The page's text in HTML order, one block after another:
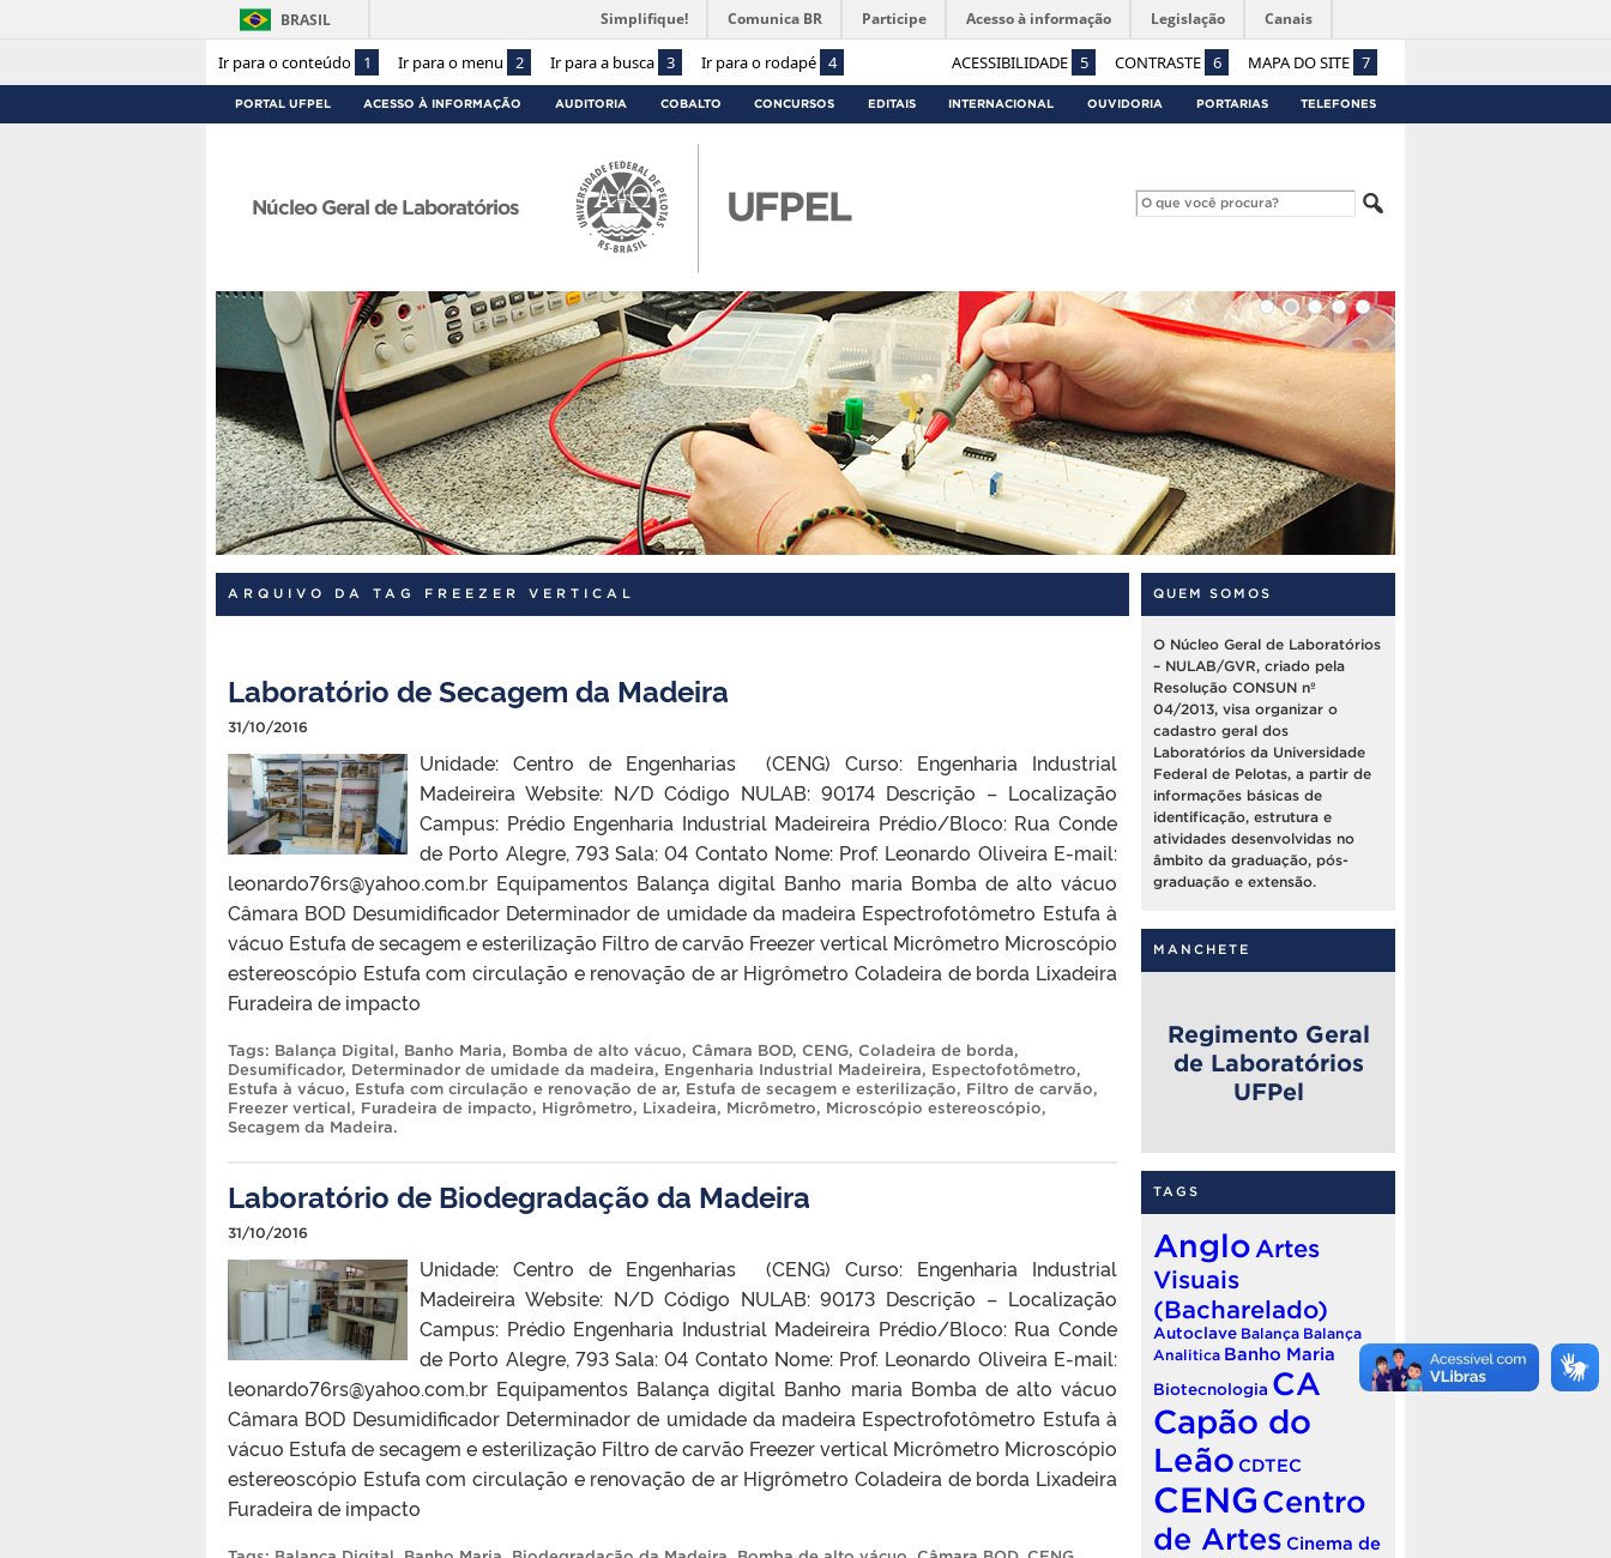
Ir para o conteúdo 1 Ir para o menu 2 Ir para a busca 3 Ir para o rodapé 4 ACESSIBILIDADE 5 CONTRASTE 6 MAPA DO SITE 7
BRASIL Simplifique! Comunica BR Participe Acesso à informação Legislação Canais
PORTAL UFPEL ACESSO À INFORMAÇÃO AUDITORIA COBALTO CONCURSOS EDITAIS INTERNACIONAL OUVIDORIA PORTARIAS TELEFONES
Núcleo Geral de Laboratórios
ARQUIVO DA TAG FREEZER VERTICAL
Laboratório de Secagem da Madeira
31/10/2016
Unidade: Centro de Engenharias (CENG) Curso: Engenharia Industrial
Madeireira Website: N/D Código NULAB: 90174 Descrição – Localização
Campus: Prédio Engenharia Industrial Madeireira Prédio/Bloco: Rua Conde
de Porto Alegre, 793 Sala: 04 Contato Nome: Prof. Leonardo Oliveira E-mail:
leonardo76rs@yahoo.com.br Equipamentos Balança digital Banho maria Bomba de alto vácuo
Câmara BOD Desumidificador Determinador de umidade da madeira Espectrofotômetro Estufa à
vácuo Estufa de secagem e esterilização Filtro de carvão Freezer vertical Micrômetro Microscópio
estereoscópio Estufa com circulação e renovação de ar Higrômetro Coladeira de borda Lixadeira
Furadeira de impacto
Tags: Balança Digital, Banho Maria, Bomba de alto vácuo, Câmara BOD, CENG, Coladeira de borda,
Desumificador, Determinador de umidade da madeira, Engenharia Industrial Madeireira, Espectofotômetro,
Estufa à vácuo, Estufa com circulação e renovação de ar, Estufa de secagem e esterilização, Filtro de carvão,
Freezer vertical, Furadeira de impacto, Higrômetro, Lixadeira, Micrômetro, Microscópio estereoscópio,
Secagem da Madeira.
Laboratório de Biodegradação da Madeira
31/10/2016
Unidade: Centro de Engenharias (CENG) Curso: Engenharia Industrial
Madeireira Website: N/D Código NULAB: 90173 Descrição – Localização
Campus: Prédio Engenharia Industrial Madeireira Prédio/Bloco: Rua Conde
de Porto Alegre, 793 Sala: 04 Contato Nome: Prof. Leonardo Oliveira E-mail:
leonardo76rs@yahoo.com.br Equipamentos Balança digital Banho maria Bomba de alto vácuo
Câmara BOD Desumidificador Determinador de umidade da madeira Espectrofotômetro Estufa à
vácuo Estufa de secagem e esterilização Filtro de carvão Freezer vertical Micrômetro Microscópio
estereoscópio Estufa com circulação e renovação de ar Higrômetro Coladeira de borda Lixadeira
Furadeira de impacto
QUEM SOMOS
O Núcleo Geral de Laboratórios
– NULAB/GVR, criado pela
Resolução CONSUN nº
04/2013, visa organizar o
cadastro geral dos
Laboratórios da Universidade
Federal de Pelotas, a partir de
informações básicas de
identificação, estrutura e
atividades desenvolvidas no
âmbito da graduação, pós-
graduação e extensão.
MANCHETE
Regimento Geral
de Laboratórios
UFPel
TAGS
Anglo Artes
Visuais
(Bacharelado)
Autoclave Balança Balança
Analitica Banho Maria
Biotecnologia CA
Capão do
Leão CDTEC
CENG Centro
de Artes Cinema de